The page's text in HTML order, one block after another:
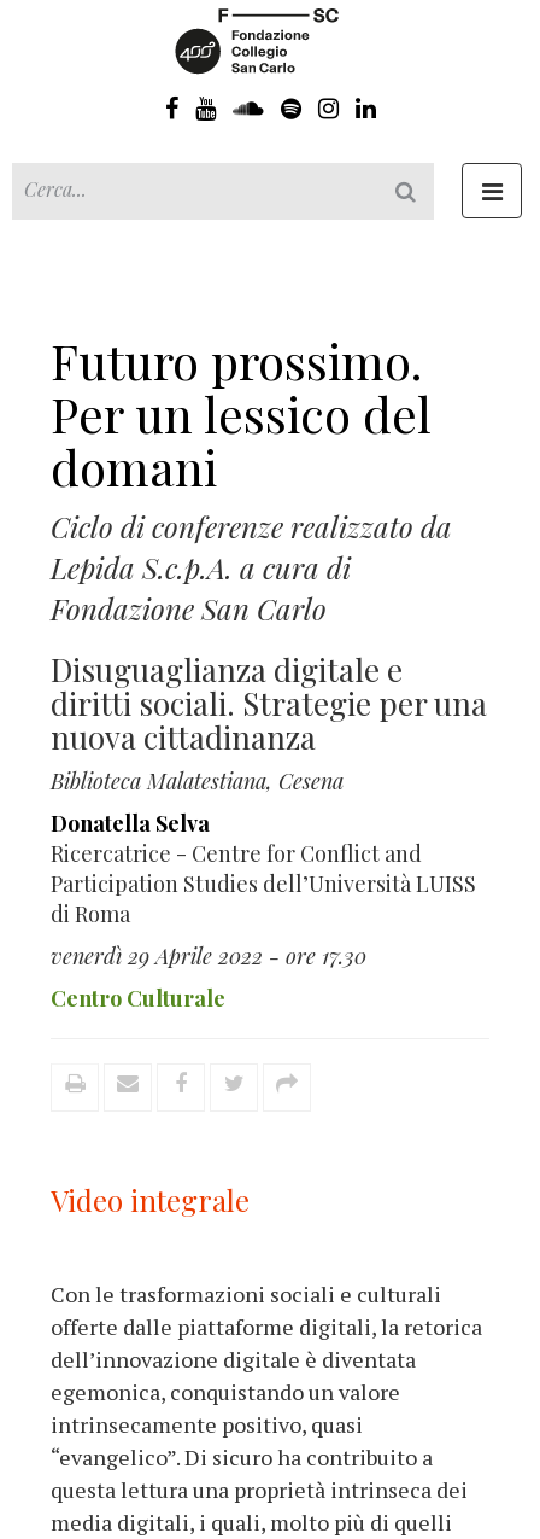
Futuro prossimo.
Per un lessico del
domani
Ciclo di conferenze realizzato da
Lepida S.c.p.A. a cura di
Fondazione San Carlo
Disuguaglianza digitale e
diritti sociali. Strategie per una
nuova cittadinanza
Biblioteca Malatestiana, Cesena
Donatella Selva
Ricercatrice - Centre for Conflict and
Participation Studies dell’Università LUISS
di Roma
venerdì 29 Aprile 2022 - ore 17.30
Centro Culturale
Video integrale
Con le trasformazioni sociali e culturali
offerte dalle piattaforme digitali, la retorica
dell’innovazione digitale è diventata
egemonica, conquistando un valore
intrinsecamente positivo, quasi
“evangelico”. Di sicuro ha contribuito a
questa lettura una proprietà intrinseca dei
media digitali, i quali, molto più di quelli